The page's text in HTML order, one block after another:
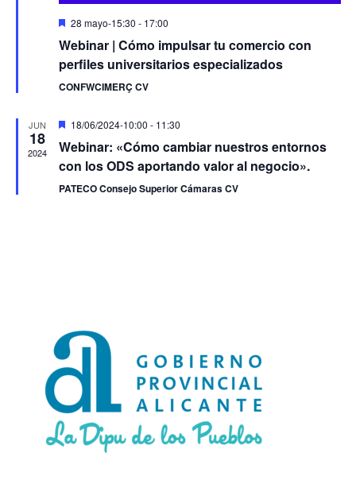
Destacado
28 mayo-15:30 - 17:00
Webinar | Cómo impulsar tu comercio con
perfiles universitarios especializados
CONFWCIMERÇ CV
JUN
18
2024
Destacado
18/06/2024-10:00 - 11:30
Webinar: «Cómo cambiar nuestros entornos
con los ODS aportando valor al negocio».
PATECO Consejo Superior Cámaras CV